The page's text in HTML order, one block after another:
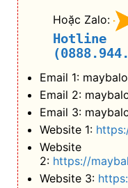
Hoặc Zalo:
Hotline
Email 1:
Email 2:
Email 3:
Website 1:
Website
2: https://
Website 3: